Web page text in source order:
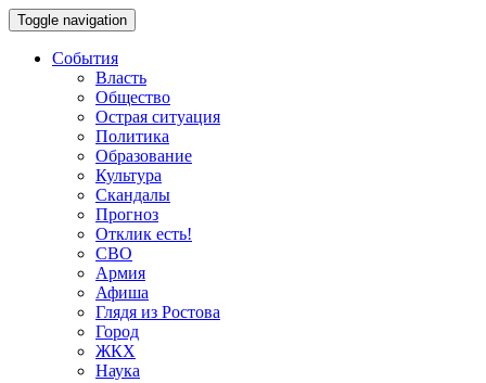
Toggle navigation
События
Власть
Общество
Острая ситуация
Политика
Образование
Культура
Скандалы
Прогноз
Отклик есть!
СВО
Армия
Афиша
Глядя из Ростова
Город
ЖКХ
Наука